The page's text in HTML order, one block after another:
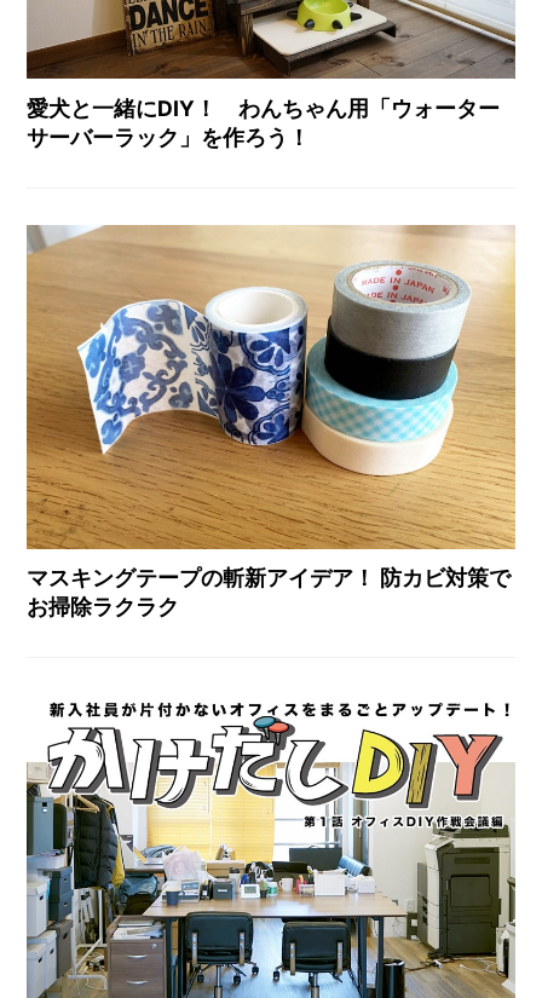
愛犬と一緒にDIY！ わんちゃん用「ウォーター
サーバーラック」を作ろう！
マスキングテープの斬新アイデア！ 防カビ対策で
お掃除ラクラク